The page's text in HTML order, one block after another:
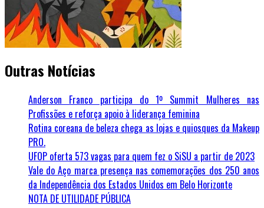
Outras Notícias
Anderson Franco participa do 1º Summit Mulheres nas
Profissões e reforça apoio à liderança feminina
Rotina coreana de beleza chega as lojas e quiosques da Makeup
PRO.
UFOP oferta 573 vagas para quem fez o SiSU a partir de 2023
Vale do Aço marca presença nas comemorações dos 250 anos
da Independência dos Estados Unidos em Belo Horizonte
NOTA DE UTILIDADE PÚBLICA